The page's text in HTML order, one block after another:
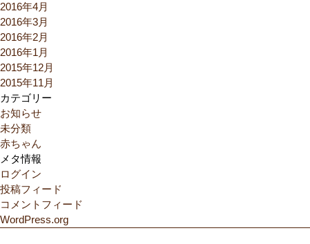
2016年4月
2016年3月
2016年2月
2016年1月
2015年12月
2015年11月
カテゴリー
お知らせ
未分類
赤ちゃん
メタ情報
ログイン
投稿フィード
コメントフィード
WordPress.org